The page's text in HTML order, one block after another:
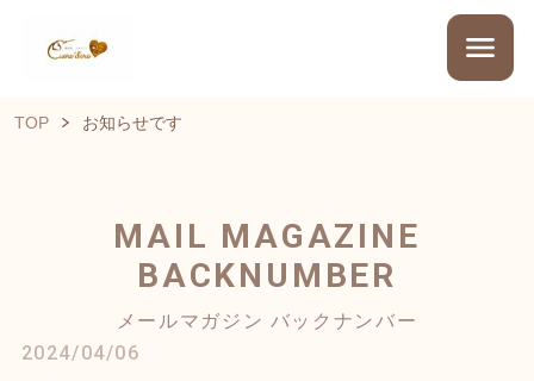
TOP お知らせです
MAIL MAGAZINE
BACKNUMBER
メールマガジン バックナンバー
2024/04/06